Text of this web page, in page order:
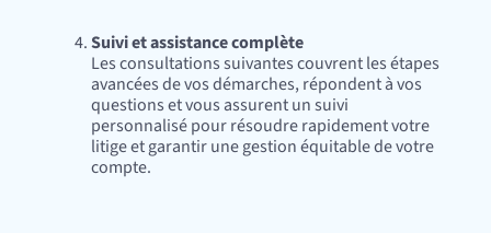
Suivi et assistance complète
‍Les consultations suivantes couvrent les étapes
avancées de vos démarches, répondent à vos
questions et vous assurent un suivi
personnalisé pour résoudre rapidement votre
litige et garantir une gestion équitable de votre
compte.